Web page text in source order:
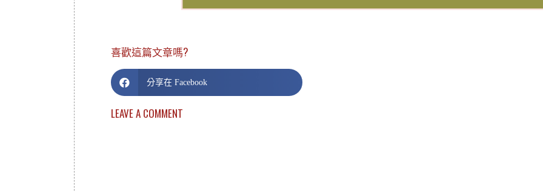
喜歡這篇文章嗎?
分享在 Facebook
LEAVE A COMMENT